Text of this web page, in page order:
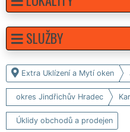
Extra Uklízení a Mytí oken
okres Jindřichův Hradec
Úklidy obchodů a prodejen
SLUŽBY